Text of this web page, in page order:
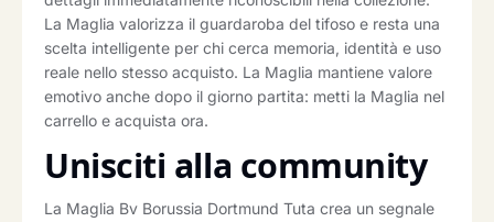
La Maglia valorizza il guardaroba del tifoso e resta una
scelta intelligente per chi cerca memoria, identità e uso
reale nello stesso acquisto. La Maglia mantiene valore
emotivo anche dopo il giorno partita: metti la Maglia nel
carrello e acquista ora.
Unisciti alla community
La Maglia Bv Borussia Dortmund Tuta crea un segnale